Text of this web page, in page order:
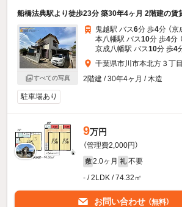
船橋法典駅より徒歩23分 築30年4ヶ月 2階建の賃
すべての写真
鬼越駅 バス6分 歩4分 （京
本八幡駅 バス10分 歩4分
京成八幡駅 バス10分 歩4
千葉県市川市本北方３丁目
2階建 / 30年4ヶ月 / 木造
駐車場あり
9万円
（管理費2,000円）
敷 2.0ヶ月 礼 不要
- / 2LDK / 74.32㎡
お問い合わせ （無料）